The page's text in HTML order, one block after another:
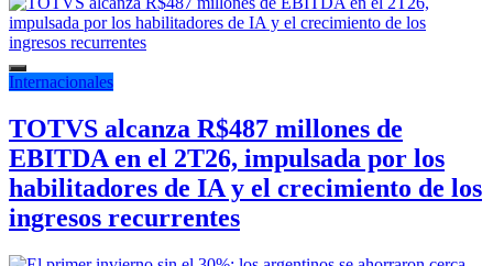
Internacionales
TOTVS alcanza R$487 millones de
EBITDA en el 2T26, impulsada por los
habilitadores de IA y el crecimiento de los
ingresos recurrentes